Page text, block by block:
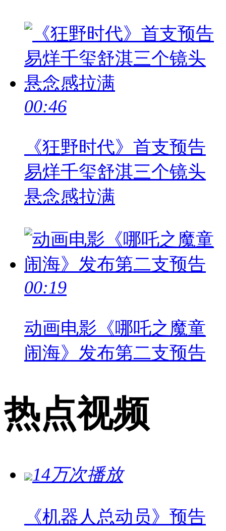
00:46
《狂野时代》首支预告
易烊千玺舒淇三个镜头
悬念感拉满
00:19
动画电影《哪吒之魔童
闹海》发布第二支预告
热点视频
14万次播放
《机器人总动员》预告